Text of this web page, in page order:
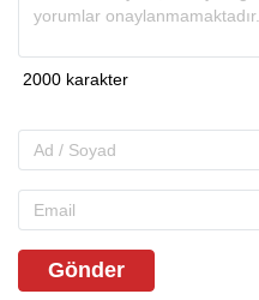
Gönder